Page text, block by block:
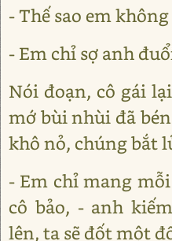
- Thế sao em
- Em chỉ sợ anh
Nói đoạn, cô gái
mớ bùi nhùi đã
khô nỏ, chúng bắt
- Em chỉ mang
cô bảo, - anh
lên, ta sẽ đốt một